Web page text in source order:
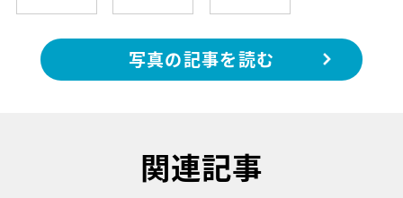
写真の記事を読む
関連記事